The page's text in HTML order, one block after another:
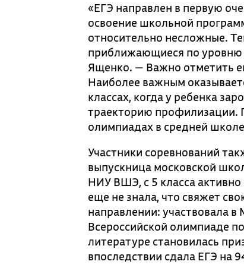
«ЕГЭ направлен в первую
освоение школьной
относительно несложные.
приближающиеся по
Ященко. — Важно отметить
Наиболее важным
классах, когда у ребенка
траекторию профилизации.
олимпиадах в средней
Участники соревнований
выпускница московской
НИУ ВШЭ, с 5 класса активно
еще не знала, что свяжет
направлении: участвовала
Всероссийской олимпиаде
литературе становилась
впоследствии сдала ЕГЭ на